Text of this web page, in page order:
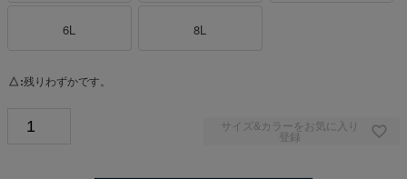
6L 8L
△ 残りわずかです。
サイズ&カラーをお気に入り
登録